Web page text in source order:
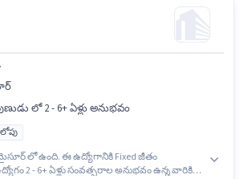
లో 2 - 6+ ఏళ్లు అనుభవం
లో ఉంది. ఈ ఉద్యోగానికి Fixed జీతం
2 - 6+ ఏళ్లు సంవత్సరాల అనుభవం ఉన్న వారికి